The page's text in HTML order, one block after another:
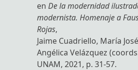
en De la modernidad
modernista. Homenaje a
Rojas,
Jaime Cuadriello, María
Angélica Velázquez
UNAM, 2021, p. 31-57.